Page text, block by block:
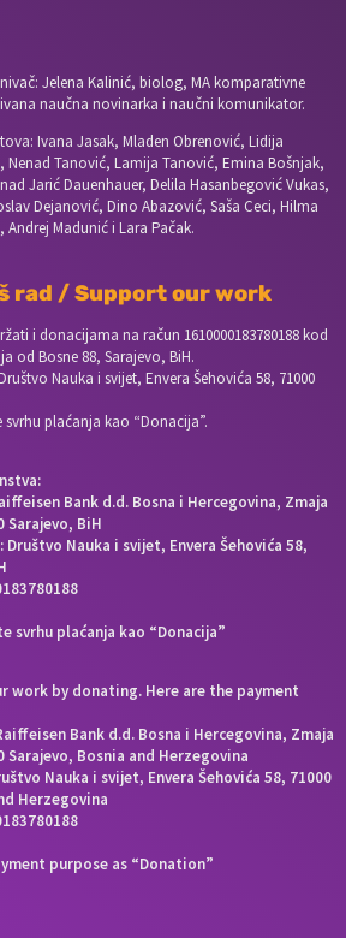
Jelena Kalinić, biolog, MA komparativne
naučna novinarka i naučni komunikator.
Ivana Jasak, Mladen Obrenović, Lidija
Nenad Tanović, Lamija Tanović, Emina Bošnjak,
Jarić Dauenhauer, Delila Hasanbegović Vukas,
Dejanović, Dino Abazović, Saša Ceci, Hilma
Andrej Madunić i Lara Pačak.
rad / Support our work
i donacijama na račun 1610000183780188 kod
od Bosne 88, Sarajevo, BiH.
Nauka i svijet, Envera Šehovića 58, 71000
plaćanja kao “Donacija”.
Bank d.d. Bosna i Hercegovina, Zmaja
Sarajevo, BiH
Nauka i svijet, Envera Šehovića 58,
svrhu plaćanja kao “Donacija”
work by donating. Here are the payment
Bank d.d. Bosna i Hercegovina, Zmaja
Sarajevo, Bosnia and Herzegovina
Nauka i svijet, Envera Šehovića 58, 71000
Herzegovina
purpose as “Donation”